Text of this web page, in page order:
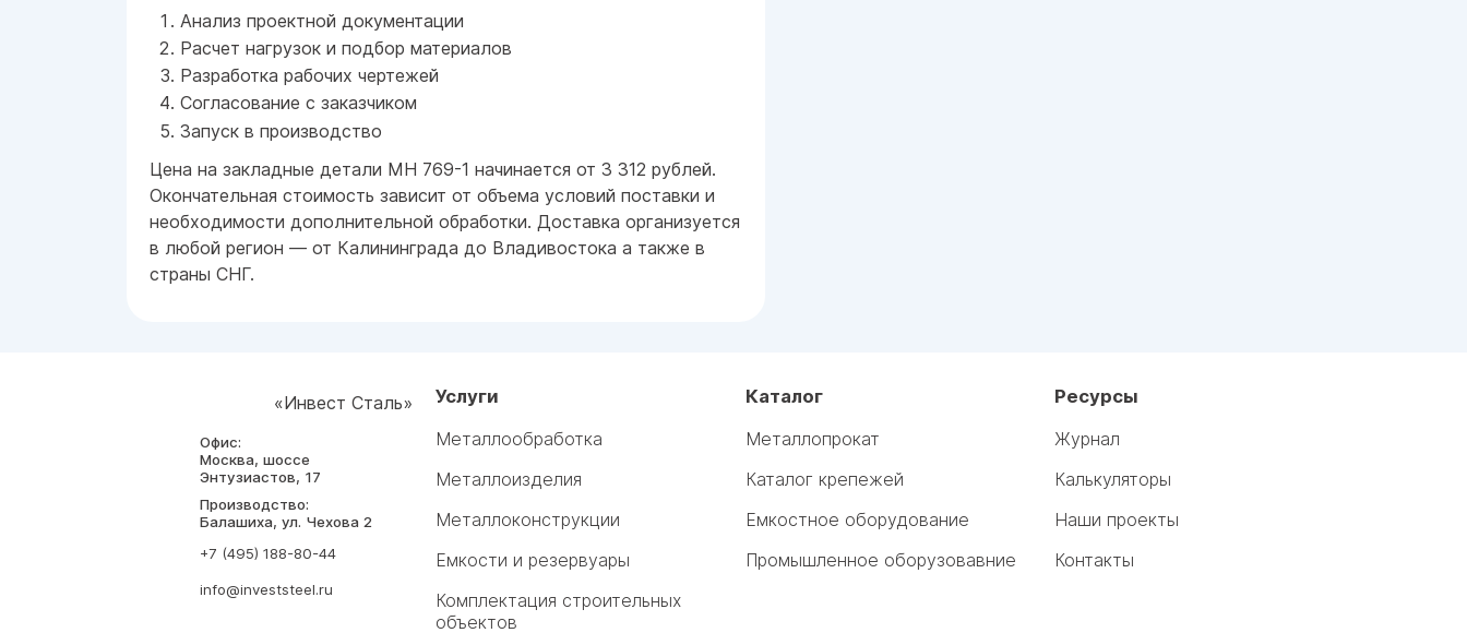
Анализ проектной документации
Расчет нагрузок и подбор материалов
Разработка рабочих чертежей
Согласование с заказчиком
Запуск в производство
Цена на закладные детали МН 769-1 начинается от 3 312 рублей.
Окончательная стоимость зависит от объема условий поставки и
необходимости дополнительной обработки. Доставка организуется
в любой регион — от Калининграда до Владивостока а также в
страны СНГ.
«Инвест Сталь»
Офис:
Москва, шоссе
Энтузиастов, 17
Производство:
Балашиха, ул. Чехова 2
+7 (495) 188-80-44
info@investsteel.ru
Услуги
Металлообработка
Металлоизделия
Металлоконструкции
Емкости и резервуары
Комплектация строительных
объектов
Каталог
Металлопрокат
Каталог крепежей
Емкостное оборудование
Промышленное оборузовавние
Ресурсы
Журнал
Калькуляторы
Наши проекты
Контакты